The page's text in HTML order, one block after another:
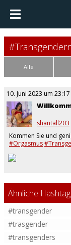
Alle
10. Juni 2023 um
shantall203
Kommen Sie und
#Orgasmus
Ähnliche
#transgender
#trasgender
#transgenders